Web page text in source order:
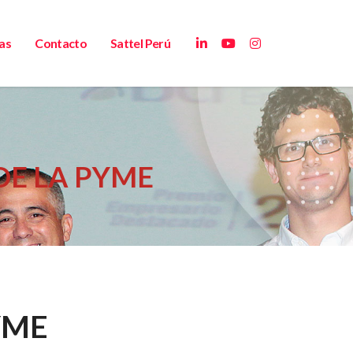
Contacto Sattel Perú
LA PYME